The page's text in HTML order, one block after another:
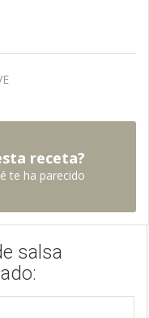
receta?
te ha parecido
salsa